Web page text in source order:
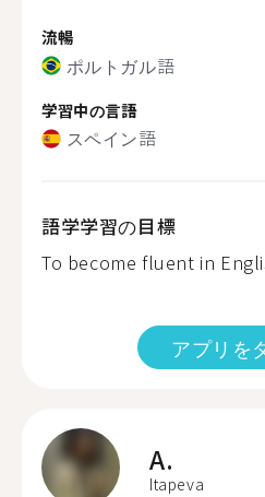
流暢
ポルトガル語
学習中の言語
スペイン語
語学学習の目標
To become fluent in
アプリを
A.
Itapeva